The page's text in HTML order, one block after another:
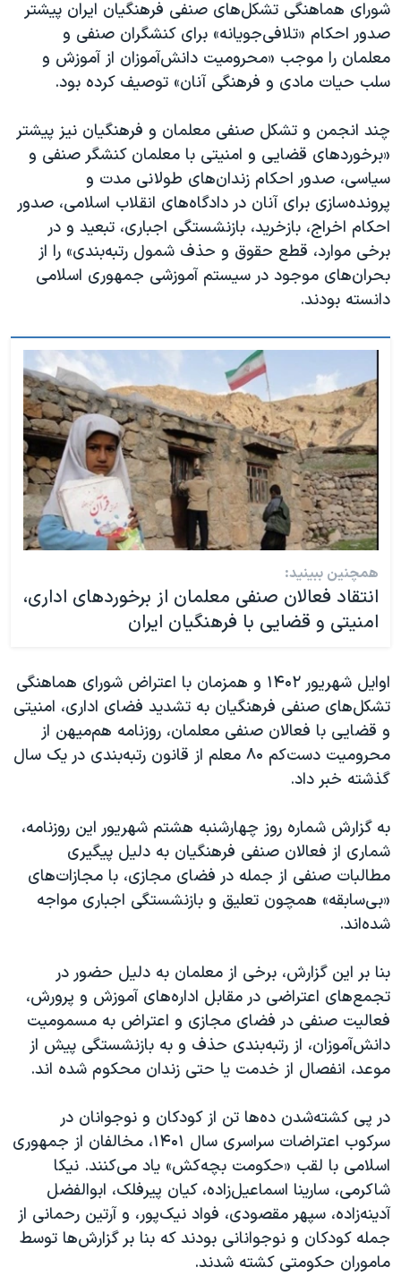
شورای هماهنگی تشکل‌های صنفی فرهنگیان ایران پیشتر
صدور احکام «تلافی‌جویانه‌» برای کنشگران صنفی و
معلمان را موجب «محرومیت دانش‌آموزان از آموزش و
سلب حیات مادی و فرهنگی آنان» توصیف کرده بود.
چند انجمن و تشکل صنفی معلمان و فرهنگیان نیز پیشتر
«برخورد‌های قضایی و امنیتی با معلمان کنشگر صنفی و
سیاسی، صدور احکام زندان‌های طولانی مدت و
پرونده‌سازی برای آنان در دادگاه‌های انقلاب اسلامی، صدور
احکام اخراج، بازخرید، بازنشستگی اجباری، تبعید و در
برخی موارد، قطع حقوق و حذف شمول رتبه‌بندی» را از
بحران‌های موجود در سیستم آموزشی جمهوری اسلامی
دانسته‌ بودند.
همچنین ببینید:
انتقاد فعالان صنفی معلمان از برخوردهای اداری،
امنیتی و قضایی با فرهنگیان ایران
اوایل شهریور ۱۴۰۲ و همزمان با اعتراض شورای هماهنگی
تشکل‌های صنفی فرهنگیان به تشدید فضای اداری، امنیتی
و قضایی با فعالان صنفی معلمان، روزنامه هم‌میهن از
محرومیت دست‌کم ۸۰ معلم از قانون رتبه‌بندی در یک سال
گذشته خبر داد.
به گزارش شماره روز چهارشنبه هشتم شهریور این روزنامه،
شماری از فعالان صنفی فرهنگیان به دلیل پیگیری
مطالبات صنفی از جمله در فضای مجازی، با مجازات‌های
«بی‌سابقه» همچون تعلیق و بازنشستگی اجباری مواجه
شده‌اند.
بنا بر این گزارش، برخی از معلمان به دلیل حضور در
تجمع‌های اعتراضی در مقابل اداره‌های آموزش و پرورش،
فعالیت صنفی در فضای مجازی و اعتراض به مسمومیت
دانش‌آموزان، از رتبه‌بندی حذف و به بازنشستگی پیش از
موعد، انفصال از خدمت یا حتی زندان محکوم شده اند.
در پی کشته‌شدن ده‌ها تن از کودکان و نوجوانان در
سرکوب اعتراضات سراسری سال ۱۴۰۱، مخالفان از جمهوری
اسلامی با لقب «حکومت بچه‌کش» یاد می‌کنند. نیکا
شاکرمی، سارینا اسماعیل‌زاده، کیان پیرفلک، ابوالفضل
آدینه‌زاده، سپهر مقصودی، فواد نیک‌پور، و آرتین رحمانی از
جمله کودکان و نوجوانانی بودند که بنا بر گزارش‌ها توسط
ماموران حکومتی کشته شدند.